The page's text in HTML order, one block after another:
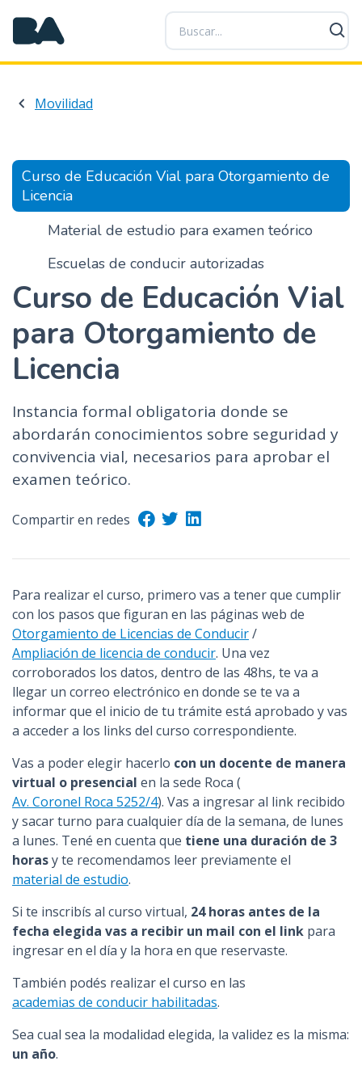
P
a
s
a
o
n
e
n
i
o
r
i
p
a
Movilidad
Curso de Educación Vial para Otorgamiento de
Licencia
Material de estudio para examen teórico
Escuelas de conducir autorizadas
Curso de Educación Vial
para Otorgamiento de
Licencia
Instancia formal obligatoria donde se
abordarán conocimientos sobre seguridad y
convivencia vial, necesarios para aprobar el
examen teórico.
Compartir en redes
Para realizar el curso, primero vas a tener que cumplir
con los pasos que figuran en las páginas web de
Otorgamiento de Licencias de Conducir/
Ampliación de licencia de conducir. Una vez
corroborados los datos, dentro de las 48hs, te va a
llegar un correo electrónico en donde se te va a
informar que el inicio de tu trámite está aprobado y vas
a acceder a los links del curso correspondiente.
Vas a poder elegir hacerlo con un docente de manera
virtual o presencial en la sede Roca (
Av. Coronel Roca 5252/4). Vas a ingresar al link recibido
y sacar turno para cualquier día de la semana, de lunes
a lunes. Tené en cuenta que tiene una duración de 3
horasy te recomendamos leer previamente el
material de estudio.
Si te inscribís al curso virtual, 24 horas antes de la
fecha elegida vas a recibir un mail con el link para
ingresar en el día y la hora en que reservaste.
También podés realizar el curso en las
academias de conducir habilitadas.
Sea cual sea la modalidad elegida, la validez es la misma:
un año.